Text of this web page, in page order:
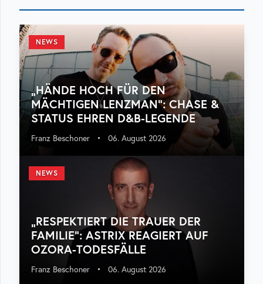
NEWS
„HÄNDE HOCH FÜR DEN
MÄCHTIGEN LENZMAN“: CHASE &
STATUS EHREN D&B-LEGENDE
Franz Beschoner • 06. August 2026
NEWS
„RESPEKTIERT DIE TRAUER DER
FAMILIE“: ASTRIX REAGIERT AUF
OZORA-TODESFÄLLE
Franz Beschoner • 06. August 2026